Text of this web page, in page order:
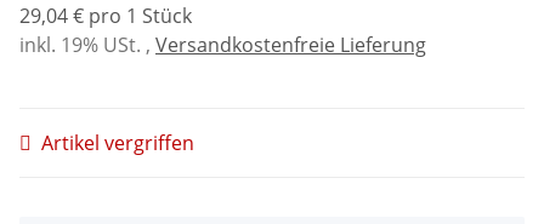
29,04 € pro 1 Stück
inkl. 19% USt. , Versandkostenfreie Lieferung
Artikel vergriffen